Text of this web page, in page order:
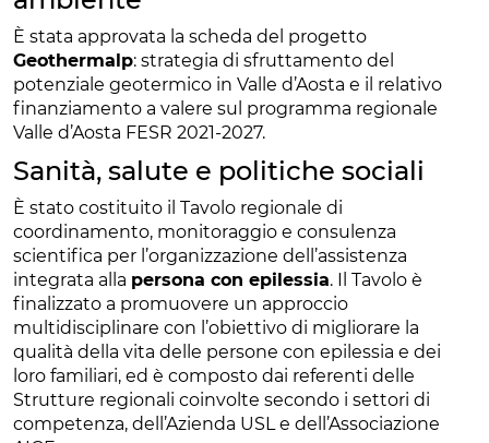
È stata approvata la scheda del progetto
Geothermalp: strategia di sfruttamento del
potenziale geotermico in Valle d’Aosta e il relativo
finanziamento a valere sul programma regionale
Valle d’Aosta FESR 2021-2027.
Sanità, salute e politiche sociali
È stato costituito il Tavolo regionale di
coordinamento, monitoraggio e consulenza
scientifica per l’organizzazione dell’assistenza
integrata alla persona con epilessia. Il Tavolo è
finalizzato a promuovere un approccio
multidisciplinare con l’obiettivo di migliorare la
qualità della vita delle persone con epilessia e dei
loro familiari, ed è composto dai referenti delle
Strutture regionali coinvolte secondo i settori di
competenza, dell’Azienda USL e dell’Associazione